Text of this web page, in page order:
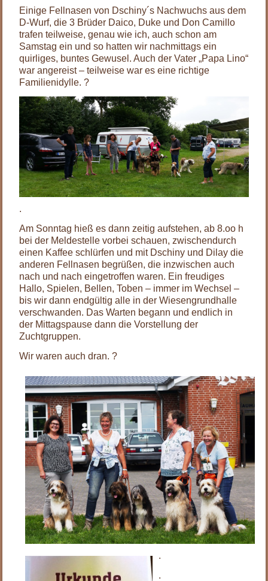
Einige Fellnasen von Dschiny´s Nachwuchs aus dem
D-Wurf, die 3 Brüder Daico, Duke und Don Camillo
trafen teilweise, genau wie ich, auch schon am
Samstag ein und so hatten wir nachmittags ein
quirliges, buntes Gewusel. Auch der Vater „Papa Lino“
war angereist – teilweise war es eine richtige
Familienidylle. ?
.
Am Sonntag hieß es dann zeitig aufstehen, ab 8.oo h
bei der Meldestelle vorbei schauen, zwischendurch
einen Kaffee schlürfen und mit Dschiny und Dilay die
anderen Fellnasen begrüßen, die inzwischen auch
nach und nach eingetroffen waren. Ein freudiges
Hallo, Spielen, Bellen, Toben – immer im Wechsel –
bis wir dann endgültig alle in der Wiesengrundhalle
verschwanden. Das Warten begann und endlich in
der Mittagspause dann die Vorstellung der
Zuchtgruppen.
Wir waren auch dran. ?
.
.